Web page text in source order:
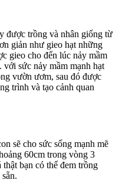
được trồng và nhân giống từ
giản như gieo hạt những
gieo cho đến lúc nảy mầm
với sức nảy mầm mạnh hạt
vườn ươm, sau đó được
trình và tạo cảnh quan
sẽ cho sức sống mạnh mẽ
60cm trong vòng 3
bạn có thể đem trồng